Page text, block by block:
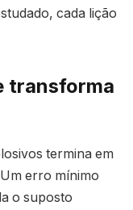
cada lição
transforma
termina em
erro mínimo
o suposto